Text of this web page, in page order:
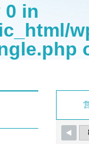
0 in
on